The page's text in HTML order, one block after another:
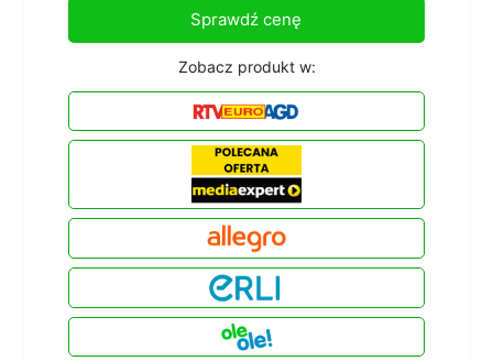
Sprawdź cenę
Zobacz produkt w: